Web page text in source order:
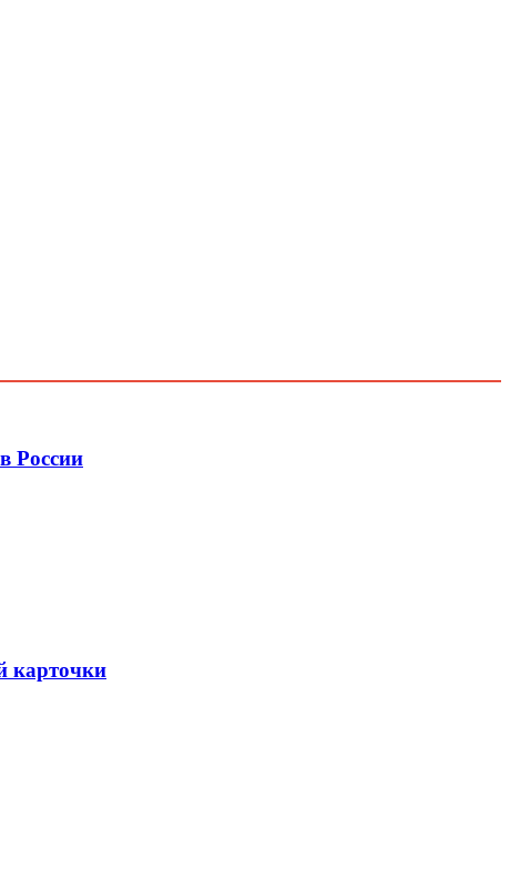
России
карточки